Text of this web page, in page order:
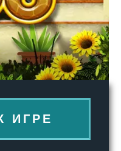
ИГРЕ